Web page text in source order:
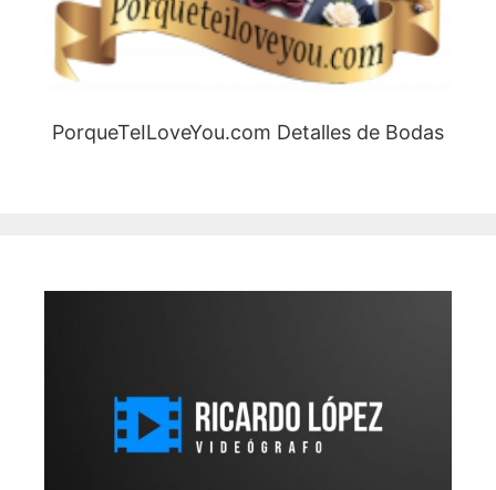
PorqueTeILoveYou.com Detalles de Bodas